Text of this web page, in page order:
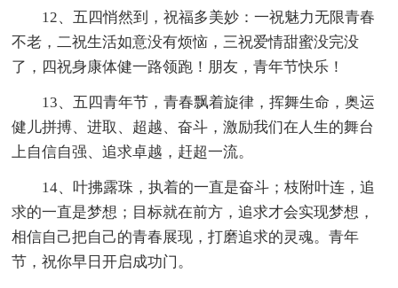
12、五四悄然到，祝福多美妙：一祝魅力无限青春
不老，二祝生活如意没有烦恼，三祝爱情甜蜜没完没
了，四祝身康体健一路领跑！朋友，青年节快乐！
13、五四青年节，青春飘着旋律，挥舞生命，奥运
健儿拼搏、进取、超越、奋斗，激励我们在人生的舞台
上自信自强、追求卓越，赶超一流。
14、叶拂露珠，执着的一直是奋斗；枝附叶连，追
求的一直是梦想；目标就在前方，追求才会实现梦想，
相信自己把自己的青春展现，打磨追求的灵魂。青年
节，祝你早日开启成功门。